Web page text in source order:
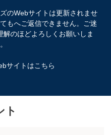
のWebサイトは更新されませ
もへご返信できません。ご迷
のほどよろしくお願いしま
サイトはこちら
ト